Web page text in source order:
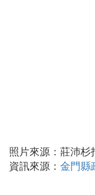
照片來源：莊沛杉
資訊來源： 金門縣